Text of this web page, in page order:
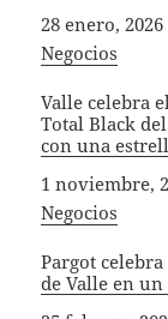
Fecha
28 enero, 2026
In relation to
Negocios
Valle celebra
Total Black
con una
Fecha
1 noviembre,
In relation to
Negocios
Pargot
de Valle en